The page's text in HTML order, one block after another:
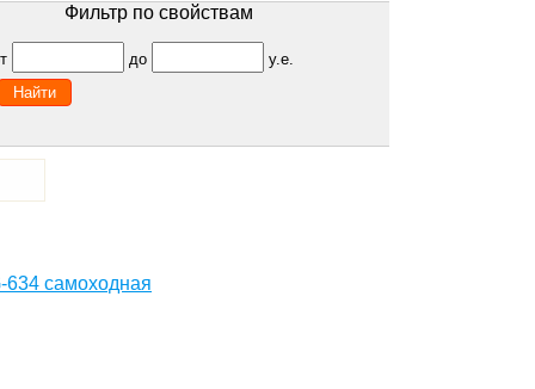
Фильтр по свойствам
до у.е.
634 самоходная